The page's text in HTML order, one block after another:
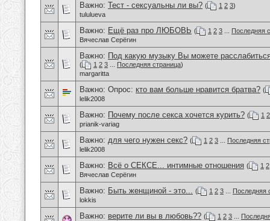
Важно: Тест - сексуальны ли вы? ( 1 2 3)
tululueva
Важно: Ещё раз про ЛЮБОВЬ ( 1 2 3
Последняя
Вячеслав Серёгин
Важно: Под какую музыку Вы можете
( 1 2 3 Последняя страница)
margaritta
Важно: Опрос: кто вам больше нравится братва? (
lelik2008
Важно: Почему после секса хочется курить? ( 1 2
prianik-variag
Важно: для чего нужен секс? ( 1 2 3
Последняя
lelik2008
Важно: Всё о СЕКСЕ... интимные отношения ( 1 2
Вячеслав Серёгин
Важно: Быть женщиной - это... ( 1 2 3
Последняя
lokkis
Важно: верите ли вы в любовь?? ( 1 2 3